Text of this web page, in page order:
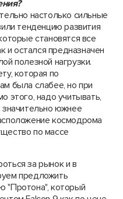
настолько сильные
тенденцию развития
становятся все
и остался предназначен
полезной нагрузки.
которая по
была слабее, но при
этого, надо учитывать,
южнее
космодрома
по массе
за рынок и в
предложить
"Протона", который